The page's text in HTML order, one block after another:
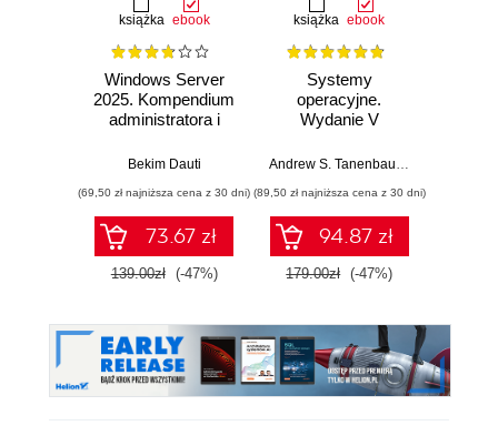
książka ebook
Windows Server
2025. Kompendium
administratora i
egzaminu AZ-800.
Bekim Dauti
(69,50 zł najniższa cena z 30 dni)
73.67 zł
139.00zł (-47%)
książka ebook
Systemy
operacyjne.
Wydanie V
(89,50 zł najniższa cena z 30 dni)
94.87 zł
179.00zł (-47%)